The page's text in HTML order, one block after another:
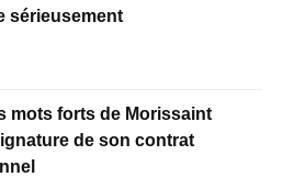
sérieusement
mots forts de Morissaint
de son contrat